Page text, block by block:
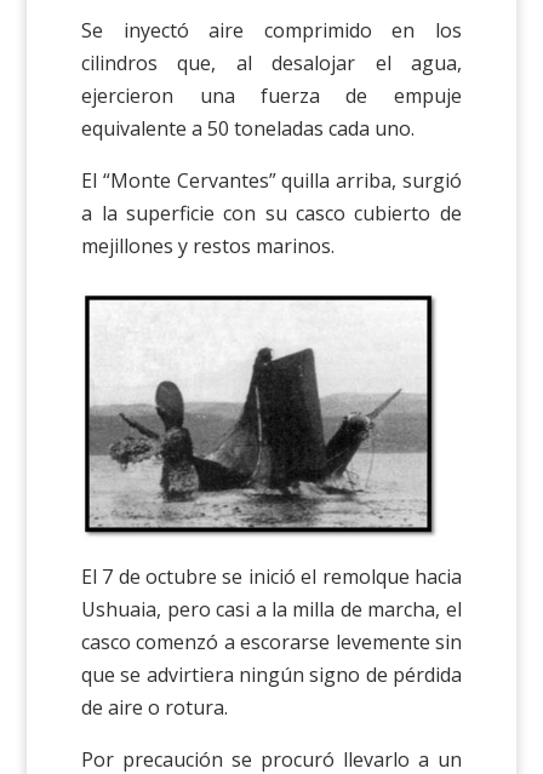
Se inyectó aire comprimido en los
cilindros que, al desalojar el agua,
ejercieron una fuerza de empuje
equivalente a 50 toneladas cada uno.
El “Monte Cervantes” quilla arriba, surgió
a la superficie con su casco cubierto de
mejillones y restos marinos.
El 7 de octubre se inició el remolque hacia
Ushuaia, pero casi a la milla de marcha, el
casco comenzó a escorarse levemente sin
que se advirtiera ningún signo de pérdida
de aire o rotura.
Por precaución se procuró llevarlo a un